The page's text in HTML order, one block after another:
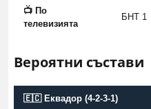
📺 По
телевизията
БНТ 1
Вероятни състави
🇪🇨 Еквадор (4-2-3-1)